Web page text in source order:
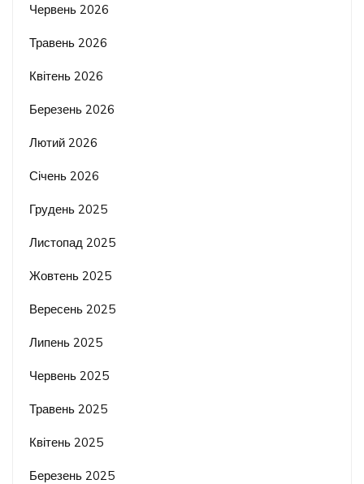
Червень 2026
Травень 2026
Квітень 2026
Березень 2026
Лютий 2026
Січень 2026
Грудень 2025
Листопад 2025
Жовтень 2025
Вересень 2025
Липень 2025
Червень 2025
Травень 2025
Квітень 2025
Березень 2025